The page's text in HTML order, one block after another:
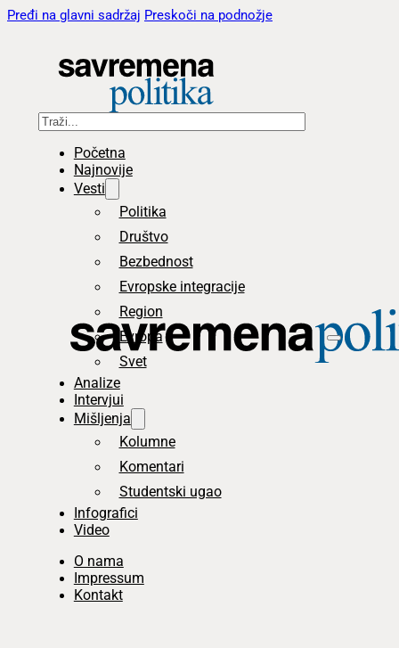
Pređi na glavni sadržaj Preskoči na podnožje
Pretraga
Početna
Najnovije
Vesti
Politika
Društvo
Bezbednost
Evropske integracije
Region
Evropa
Svet
Analize
Intervjui
Mišljenja
Kolumne
Komentari
Studentski ugao
Infografici
Video
O nama
Impressum
Kontakt